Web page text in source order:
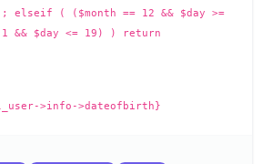
elseif ( ($month == 12 && $day >=
&& $day <= 19) ) return
>info->dateofbirth}